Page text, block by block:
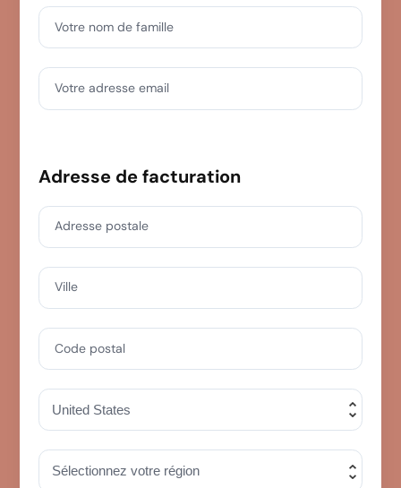
Votre nom de famille
Votre adresse email
Adresse de facturation
Adresse postale
Ville
Code postal